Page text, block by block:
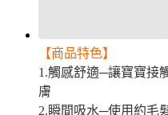
【商品特色】
1.觸感舒適─讓寶寶接
膚
2.瞬間吸水─使用約毛